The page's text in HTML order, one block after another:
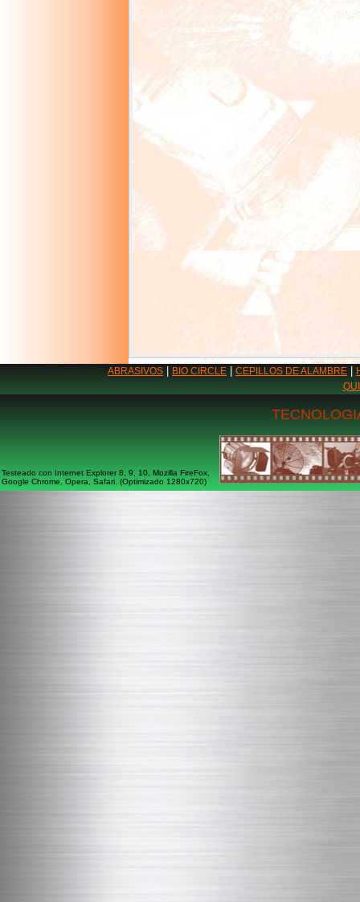
ABRASIVOS BIO CIRCLE CEPILLOS DE ALAMBRE
Testeado con Internet Explorer 8, 9, 10, Mozilla FireFox,
Google Chrome, Opera, Safari. (Optimizado 1280x720)